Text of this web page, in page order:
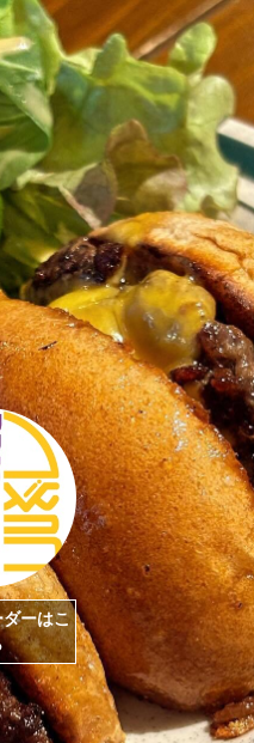
ーはこ